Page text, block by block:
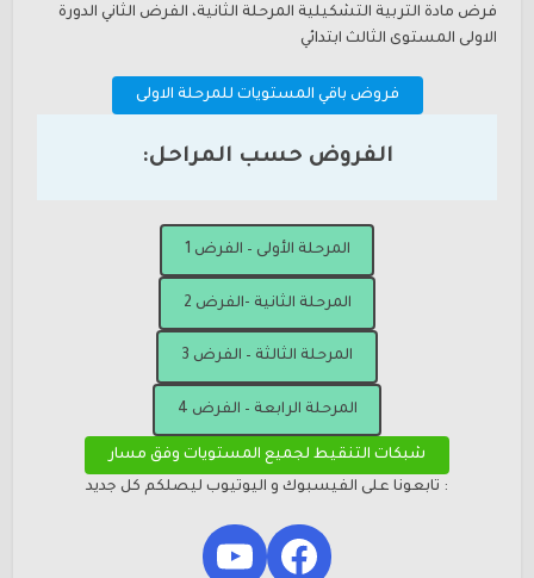
فرض مادة التربية التشكيلية المرحلة الثانية، الفرض الثاني الدورة
الاولى المستوى الثالث ابتدائي
فروض باقي المستويات للمرحلة الاولى
الفروض حسب المراحل:
المرحلة الأولى – الفرض 1
المرحلة الثانية -الفرض 2
المرحلة الثالثة – الفرض 3
المرحلة الرابعة – الفرض 4
شبكات التنقيط لجميع المستويات وفق مسار
: تابعونا على الفيسبوك و اليوتيوب ليصلكم كل جديد
Facebook
YouTube